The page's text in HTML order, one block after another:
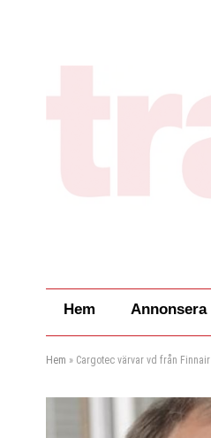
Hem Annonsera
Hem » Cargotec värvar vd från Finnair